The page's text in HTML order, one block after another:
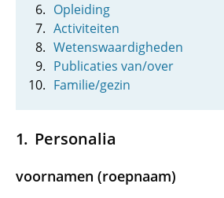
Opleiding
Activiteiten
Wetenswaardigheden
Publicaties van/over
Familie/gezin
Personalia
voornamen (roepnaam)